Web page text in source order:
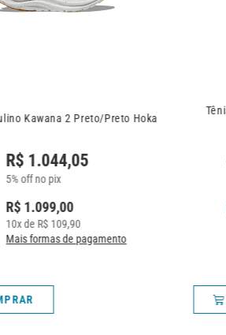
Hoka
Tênis Masculino
Mais formas de